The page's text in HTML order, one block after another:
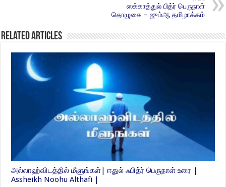
ஸக்காத்துல் பித்ர் பெருநாள்
தொழுகை – ஜும்ஆ தமிழாக்கம்
Related Articles
அல்லாஹ்விடத்தில் மீளுங்கள்| ஈதுல் ஃபித்ர் பெருநாள் உரை |
Assheikh Noohu Althafi |